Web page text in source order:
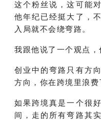
这个粉丝说，这可能
他年纪已经挺大了，
入局就不会绕弯路。
我跟他说了一个观点，
创业中的弯路只有方
方向，你在跨境里浪费
如果跨境真是一个很
间，走的所有弯路其